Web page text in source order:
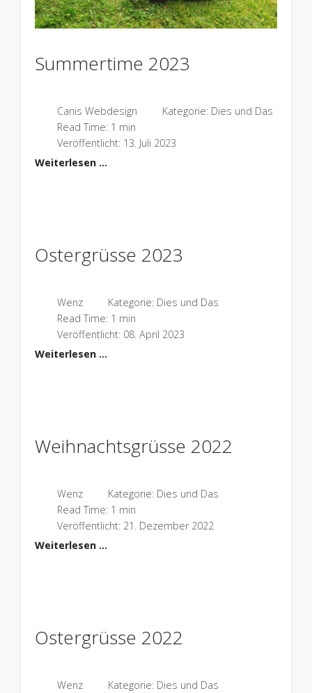
Summertime 2023
Canis Webdesign Kategorie: Dies und Das
Read Time: 1 min
Veröffentlicht: 13. Juli 2023
Weiterlesen …
Ostergrüsse 2023
Wenz Kategorie: Dies und Das
Read Time: 1 min
Veröffentlicht: 08. April 2023
Weiterlesen …
Weihnachtsgrüsse 2022
Wenz Kategorie: Dies und Das
Read Time: 1 min
Veröffentlicht: 21. Dezember 2022
Weiterlesen …
Ostergrüsse 2022
Wenz Kategorie: Dies und Das